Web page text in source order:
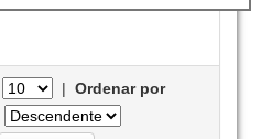
|Ordenar por